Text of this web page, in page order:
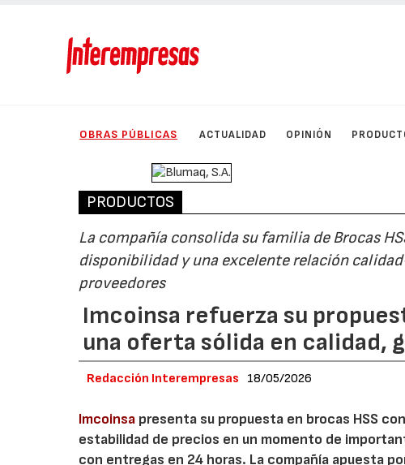
OBRAS PÚBLICAS ACTUALIDAD OPINIÓN
PRODUCTOS
La compañía consolida su familia de Brocas
disponibilidad y una excelente relación
proveedores
Imcoinsa refuerza su
una oferta sólida en calidad,
Redacción Interempresas 18/05/2026
Imcoinsa presenta su propuesta en brocas HSS
estabilidad de precios en un momento de
con entregas en 24 horas. La compañía apuesta